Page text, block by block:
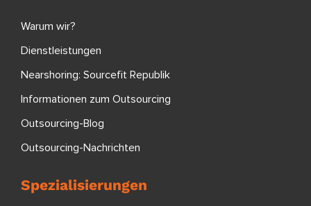
Warum wir?
Dienstleistungen
Nearshoring: Sourcefit Republik
Informationen zum Outsourcing
Outsourcing-Blog
Outsourcing-Nachrichten
Spezialisierungen